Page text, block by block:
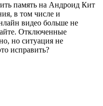
память на Андроид Кит
в том числе и
видео больше не
Отключенные
но ситуация не
исправить?